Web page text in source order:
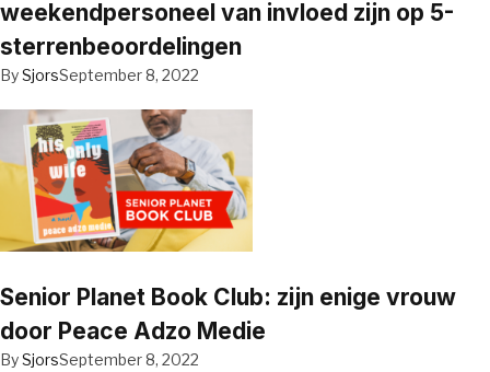
weekendpersoneel van invloed zijn op 5-
sterrenbeoordelingen
BySjorsSeptember 8, 2022
Senior Planet Book Club: zijn enige vrouw
door Peace Adzo Medie
BySjorsSeptember 8, 2022